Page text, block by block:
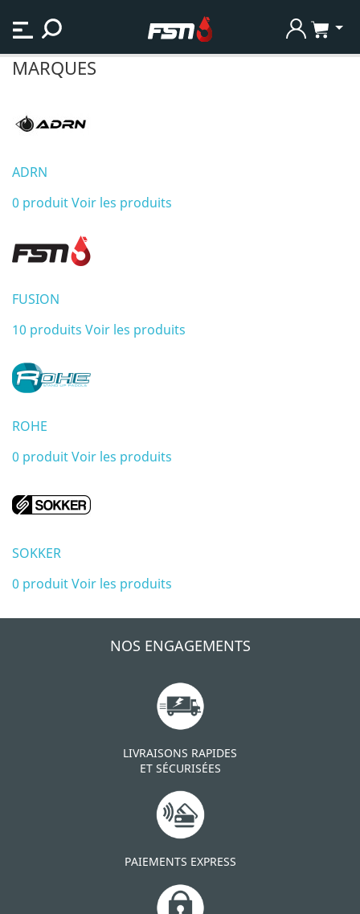
MARQUES
ADRN
0 produitVoir les produits
FUSION
10 produits Voir les produits
ROHE
0 produitVoir les produits
SOKKER
0 produitVoir les produits
NOS ENGAGEMENTS
LIVRAISONS RAPIDES
ET SÉCURISÉES
PAIEMENTS EXPRESS